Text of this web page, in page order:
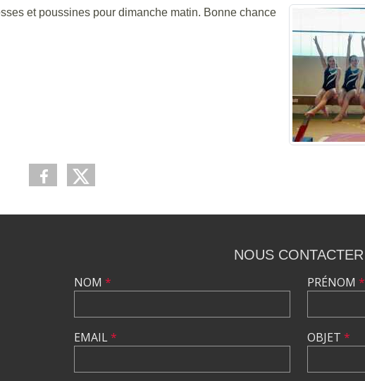
et poussines pour dimanche matin. Bonne chance
NOUS CONTACTER
NOM *
EMAIL*
PRÉNOM *
OBJET *